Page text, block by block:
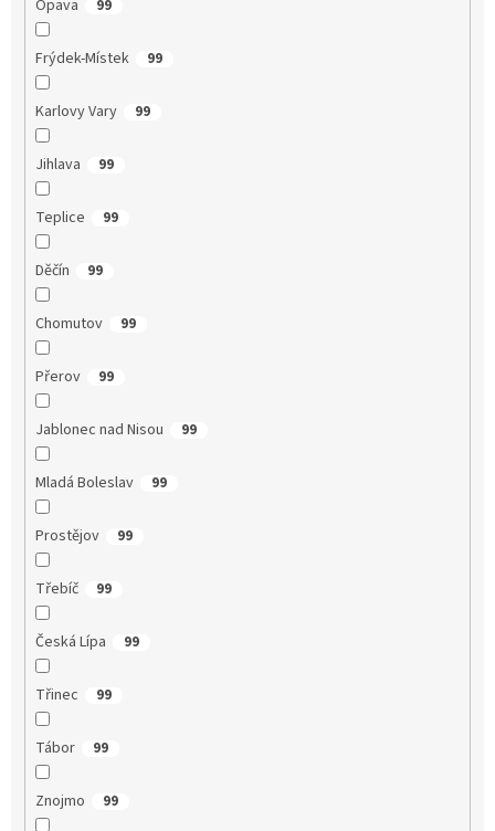
Opava 99
Frýdek-Místek 99
Karlovy Vary 99
Jihlava 99
Teplice 99
Děčín 99
Chomutov 99
Přerov 99
Jablonec nad Nisou 99
Mladá Boleslav 99
Prostějov 99
Třebíč 99
Česká Lípa 99
Třinec 99
Tábor 99
Znojmo 99